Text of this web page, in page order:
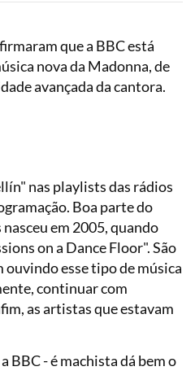
que a BBC está
nova da Madonna, de
avançada da cantora.
nas playlists das rádios
Boa parte do
em 2005, quando
on a Dance Floor". São
ouvindo esse tipo de música
continuar com
as artistas que estavam
BBC - é machista dá bem o